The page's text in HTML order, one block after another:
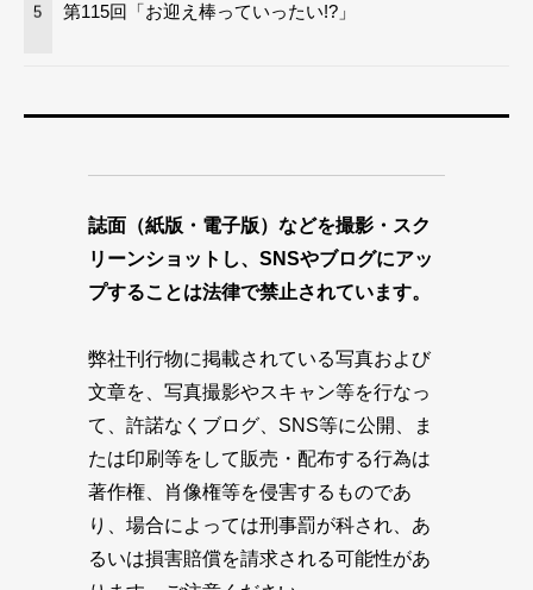
5 第115回「お迎え棒っていったい!?」
誌面（紙版・電子版）などを撮影・スク
リーンショットし、SNSやブログにアッ
プすることは法律で禁止されています。
弊社刊行物に掲載されている写真および
文章を、写真撮影やスキャン等を行なっ
て、許諾なくブログ、SNS等に公開、ま
たは印刷等をして販売・配布する行為は
著作権、肖像権等を侵害するものであ
り、場合によっては刑事罰が科され、あ
るいは損害賠償を請求される可能性があ